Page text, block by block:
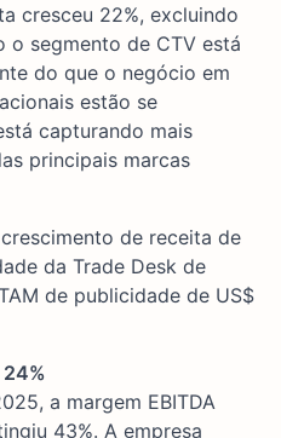
cresceu 22%, excluindo
segmento de CTV está
do que o negócio em
estão se
capturando mais
principais marcas
de receita de
da Trade Desk de
de publicidade de US$
24%
a margem EBITDA
43%. A empresa